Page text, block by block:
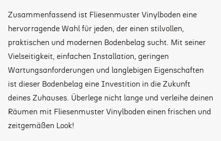
Zusammenfassend ist Fliesenmuster Vinylboden eine
hervorragende Wahl für jeden, der einen stilvollen,
praktischen und modernen Bodenbelag sucht. Mit seiner
Vielseitigkeit, einfachen Installation, geringen
Wartungsanforderungen und langlebigen Eigenschaften
ist dieser Bodenbelag eine Investition in die Zukunft
deines Zuhauses. Überlege nicht lange und verleihe deinen
Räumen mit Fliesenmuster Vinylboden einen frischen und
zeitgemäßen Look!